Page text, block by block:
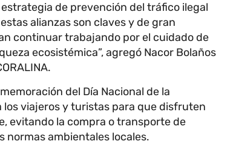
de prevención del tráfico ilegal
alianzas son claves y de gran
continuar trabajando por el cuidado de
ecosistémica”, agregó Nacor Bolaños
del Día Nacional de la
los viajeros y turistas para que disfruten
evitando la compra o transporte de
normas ambientales locales.